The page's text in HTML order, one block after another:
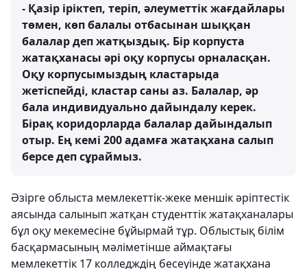
- Қазір іріктеп, теріп, әлеуметтік жағдайлары
төмен, көп балалы отбасынан шыққан
балалар деп жатқыздық. Бір корпуста
жатақханасы әрі оқу корпусы орналасқан.
Оқу корпусымыздың кластарыда
жетіспейді, кластар саны аз. Балалар, әр
бала индивидуально дайындалу керек.
Бірақ коридорларда балалар дайындалып
отыр. Ең кемі 200 адамға жатақхана салып
берсе деп сұраймыз.
Әзірге облыста мемлекеттік-жеке меншік әріптестік
аясында салынып жатқан студенттік жатақханалары
бұл оқу мекемесіне бұйырмай тұр. Облыстық білім
басқармасының мәліметінше аймақтағы
мемлекеттік 17 колледждің бесеуінде жатақхана